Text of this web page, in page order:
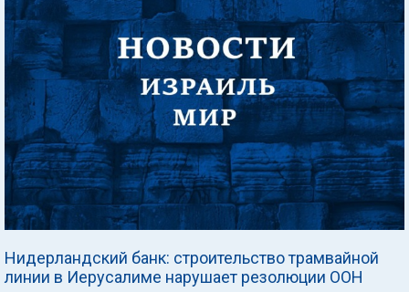
Нидерландский банк: строительство трамвайной
линии в Иерусалиме нарушает резолюции ООН